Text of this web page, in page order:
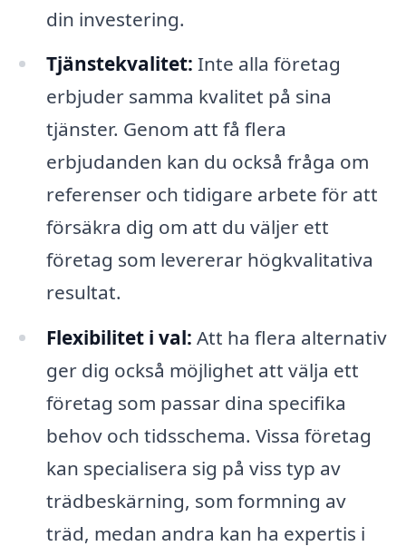
din investering.
Tjänstekvalitet: Inte alla företag
erbjuder samma kvalitet på sina
tjänster. Genom att få flera
erbjudanden kan du också fråga om
referenser och tidigare arbete för att
försäkra dig om att du väljer ett
företag som levererar högkvalitativa
resultat.
Flexibilitet i val: Att ha flera alternativ
ger dig också möjlighet att välja ett
företag som passar dina specifika
behov och tidsschema. Vissa företag
kan specialisera sig på viss typ av
trädbeskärning, som formning av
träd, medan andra kan ha expertis i